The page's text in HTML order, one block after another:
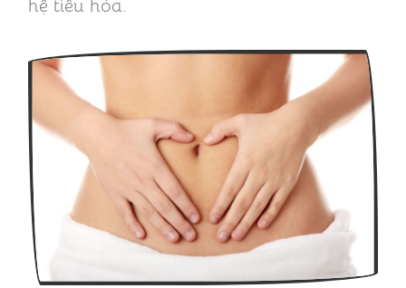
hệ tiêu hóa.